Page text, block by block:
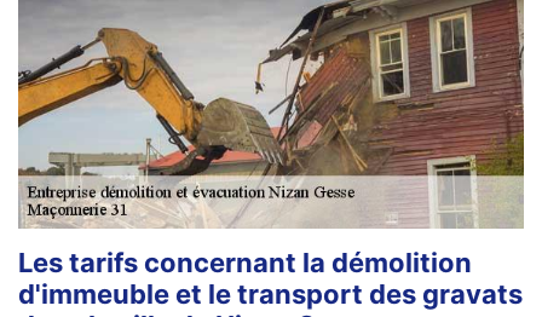
Les tarifs concernant la démolition
d'immeuble et le transport des gravats